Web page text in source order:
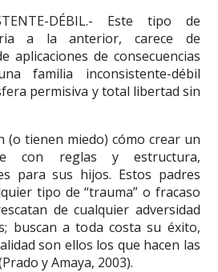
DÉBIL.- Este tipo de
a la anterior, carece de
aplicaciones de consecuencias
familia inconsistente-débil
permisiva y total libertad sin
(o tienen miedo) cómo crear un
con reglas y estructura,
para sus hijos. Estos padres
tipo de “trauma” o fracaso
de cualquier adversidad
buscan a toda costa su éxito,
son ellos los que hacen las
y Amaya, 2003).